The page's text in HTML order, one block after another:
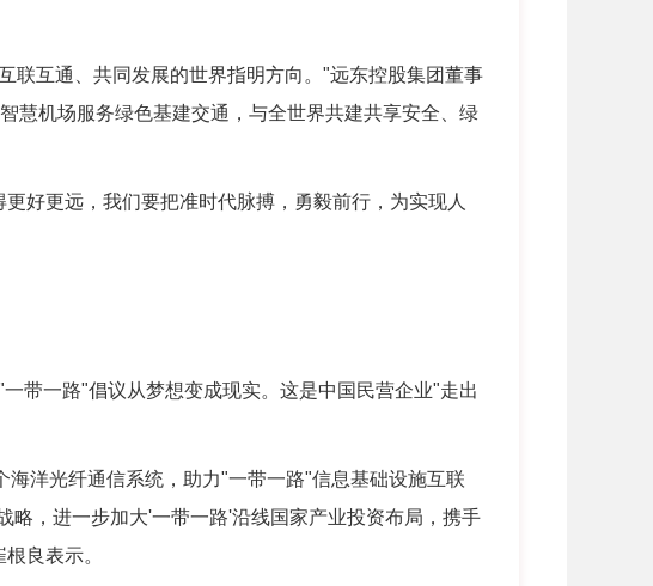
互通、共同发展的世界指明方向。"远东控股集团董事
慧机场服务绿色基建交通，与全世界共建共享安全、绿
更远，我们要把准时代脉搏，勇毅前行，为实现人
一路"倡议从梦想变成现实。这是中国民营企业"走出
洋光纤通信系统，助力"一带一路"信息基础设施互联
，进一步加大'一带一路'沿线国家产业投资布局，携手
良表示。